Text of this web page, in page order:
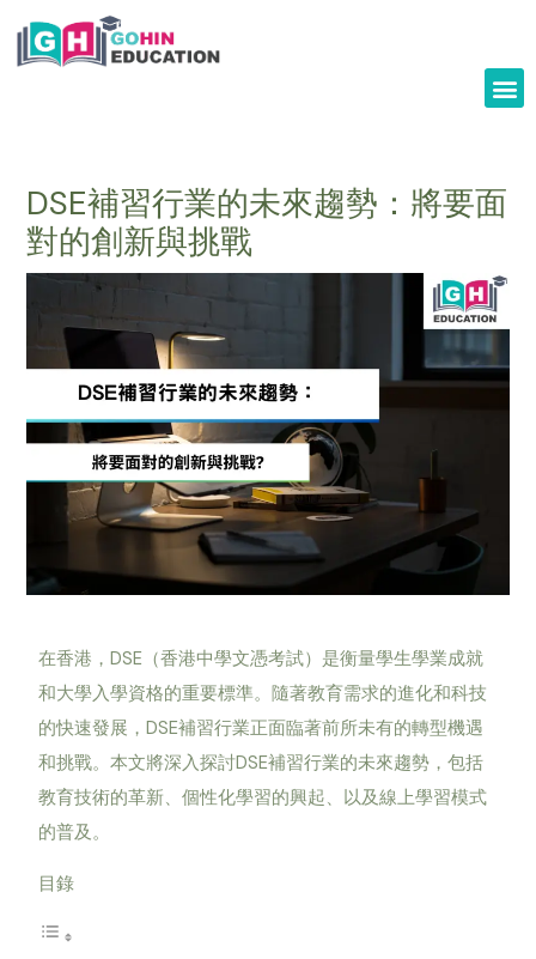
Skip
DSE補習行業的未來趨勢：將要面
對的創新與挑戰
在香港，DSE（香港中學文憑考試）是衡量學生學業成就
和大學入學資格的重要標準。隨著教育需求的進化和科技
的快速發展，DSE補習行業正面臨著前所未有的轉型機遇
和挑戰。本文將深入探討DSE補習行業的未來趨勢，包括
教育技術的革新、個性化學習的興起、以及線上學習模式
的普及。
目錄